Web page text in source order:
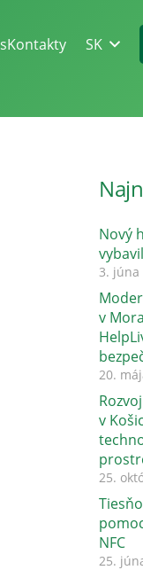
Kontakty SK
Nový
3. júna
v
20.
v
25.
NFC
25.